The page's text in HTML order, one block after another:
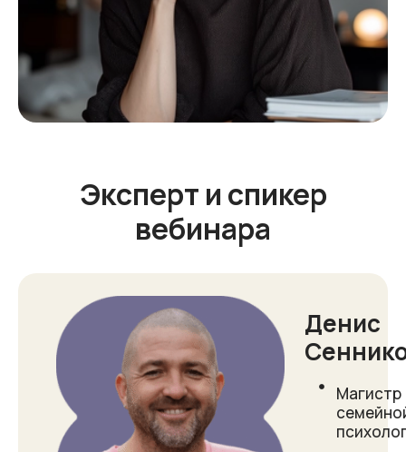
Эксперт и спикер
вебинара
Денис
Магистр